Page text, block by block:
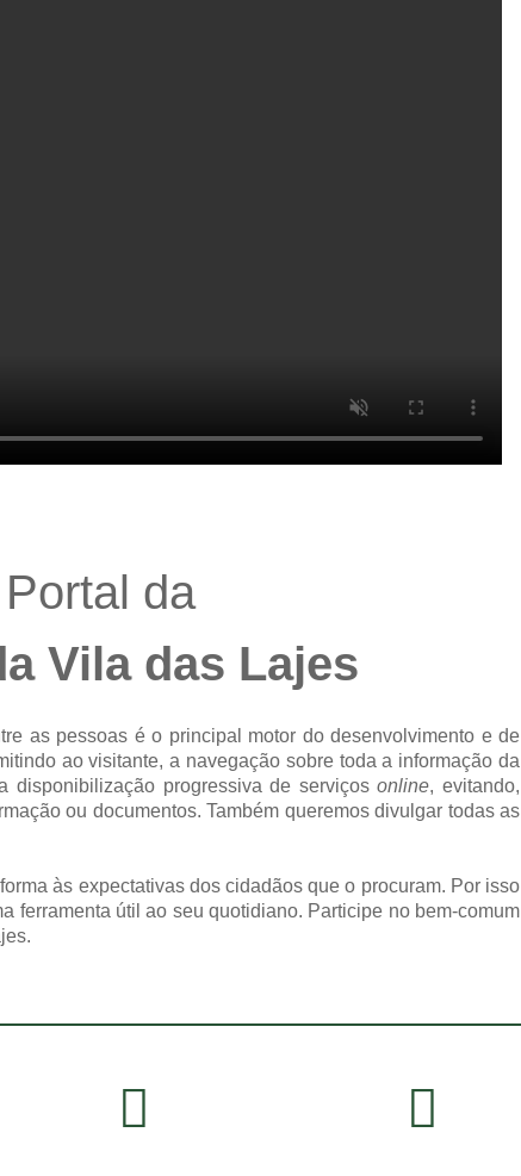
da
Vila das Lajes
as pessoas é o principal motor do desenvolvimento e de
ao visitante, a navegação sobre toda a informação da
disponibilização progressiva de serviçosonline, evitando,
ou documentos. Também queremos divulgar todas as
às expectativas dos cidadãos que o procuram. Por isso
ferramenta útil ao seu quotidiano. Participe no bem-comum